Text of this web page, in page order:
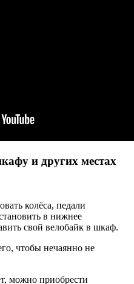
и других местах
колёса, педали
в нижнее
свой велобайк в шкаф.
чтобы нечаянно не
можно приобрести